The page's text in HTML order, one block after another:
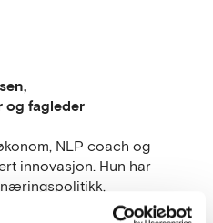
og fagleder
NLP coach og
innovasjon. Hun har
prosess-arbeid i